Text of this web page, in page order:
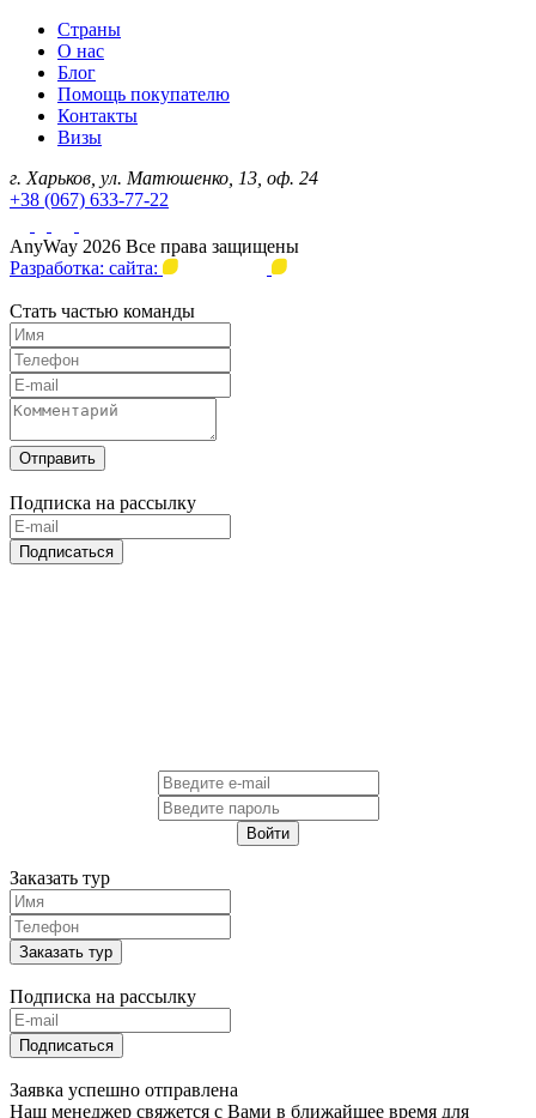
Страны
О нас
Блог
Помощь покупателю
Контакты
Визы
г. Харьков, ул. Матюшенко, 13, оф. 24
+38 (067) 633-77-22
AnyWay 2026 Все права защищены
Разработка: сайта:
Стать частью команды
Отправить
Подписка на рассылку
Подписаться
Войти
Заказать тур
Заказать тур
Подписка на рассылку
Подписаться
Заявка успешно отправлена
Наш менеджер свяжется с Вами в ближайшее время для